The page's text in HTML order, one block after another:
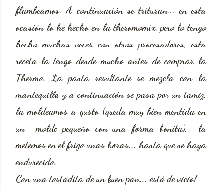
flambeamos. A continuación se trituran... en esta
ocasión lo he hecho en la theromomix, pero lo tengo
hecho muchas veces con otros procesadores, esta
receta la tengo desde mucho antes de comprar la
Thermo. La pasta resultante se mezcla con la
mantequilla y a continuación se pasa por un tamiz,
la moldeamos a gusto (queda muy bien mentida en
un molde pequeño con una forma bonita), la
metemos en el frigo unas horas... hasta que se haya
endurecido.
Con una tostadita de un buen pan... está de vicio!